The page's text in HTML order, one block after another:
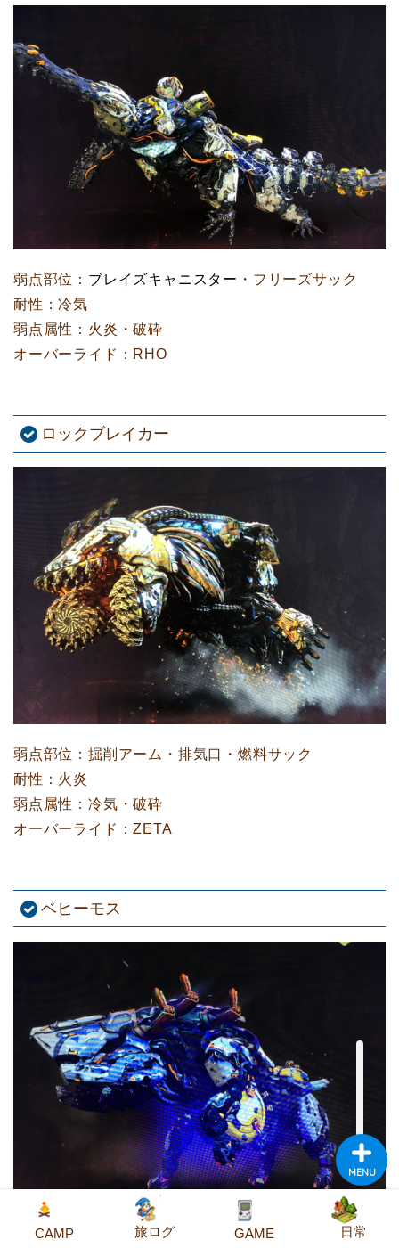
弱点部位： ブレイズキャニスター ・フリーズサック
耐性：冷気
弱点属性：火炎・破砕
オーバーライド：RHO
ロックブレイカー
弱点部位：掘削アーム・排気口・燃料サック
耐性：火炎
弱点属性：冷気・破砕
オーバーライド：ZETA
ベヒーモス
CAMP 旅ログ GAME 日常
MENU
GA